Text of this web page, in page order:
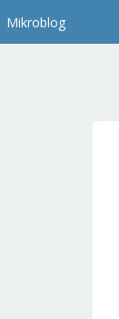
Mikroblog